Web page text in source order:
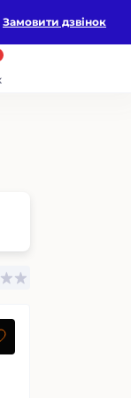
Замовити дзвінок